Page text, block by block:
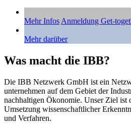
Mehr Infos Anmeldung Get-
Mehr darüber
Was macht die IBB?
Die IBB Netzwerk GmbH ist ein
unternehmen auf dem Gebiet der
nachhaltigen Ökonomie. Unser Ziel ist
Umsetzung wissenschaftlicher
und Verfahren.